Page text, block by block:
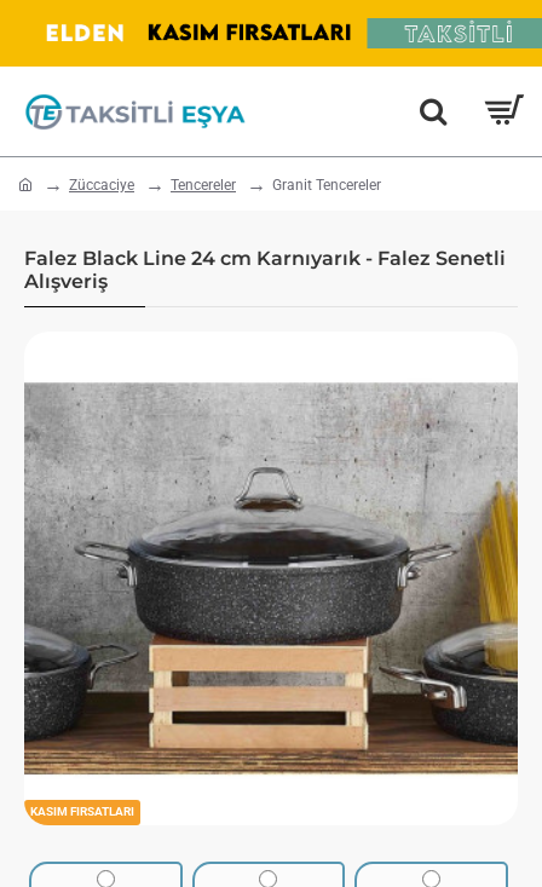
home Züccaciye Tencereler Granit Tencereler
Falez Black Line 24 cm Karnıyarık - Falez Senetli
Alışveriş
KASIM FIRSATLARI